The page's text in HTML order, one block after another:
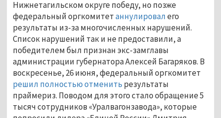
Нижнетагильском округе победу, но позже
федеральный оргкомитетаннулировалего
результаты из-за многочисленных нарушений.
Список нарушений так и не предоставили, а
победителем был признан экс-замглавы
администрации губернатора Алексей Багаряков. В
воскресенье, 26 июня, федеральный оргкомитет
решил полностью отменить результаты
праймериз. Поводом для этого стало обращение 5
тысяч сотрудников «Уралвагонзавода», которые